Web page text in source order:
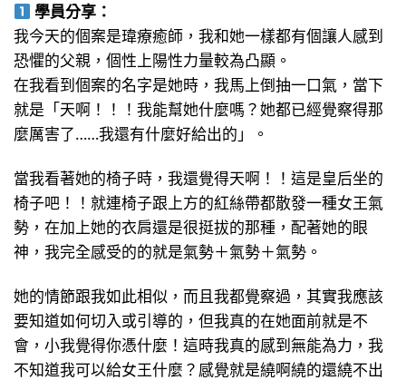
學員分享：
我今天的個案是瑋療癒師，我和她一樣都有個讓人感到
恐懼的父親，個性上陽性力量較為凸顯。
在我看到個案的名字是她時，我馬上倒抽一口氣，當下
就是「天啊！！！我能幫她什麼嗎？她都已經覺察得那
麼厲害了……我還有什麼好給出的」。
當我看著她的椅子時，我還覺得天啊！！這是皇后坐的
椅子吧！！就連椅子跟上方的紅絲帶都散發一種女王氣
勢，在加上她的衣肩還是很挺拔的那種，配著她的眼
神，我完全感受的的就是氣勢＋氣勢＋氣勢。
她的情節跟我如此相似，而且我都覺察過，其實我應該
要知道如何切入或引導的，但我真的在她面前就是不
會，小我覺得你憑什麼！這時我真的感到無能為力，我
不知道我可以給女王什麼？感覺就是繞啊繞的還繞不出